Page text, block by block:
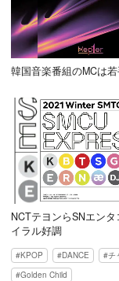
韓国音楽番組のMCは
NCTテヨンらSNエン
イラル好調
KPOP DANCE チ
Golden Child